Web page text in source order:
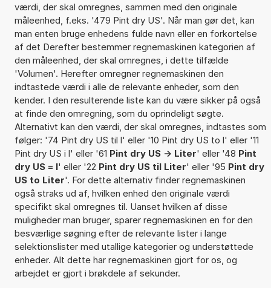
værdi, der skal omregnes, sammen med den originale
måleenhed, f.eks. '479 Pint dry US'. Når man gør det, kan
man enten bruge enhedens fulde navn eller en forkortelse
af det Derefter bestemmer regnemaskinen kategorien af
den måleenhed, der skal omregnes, i dette tilfælde
'Volumen'. Herefter omregner regnemaskinen den
indtastede værdi i alle de relevante enheder, som den
kender. I den resulterende liste kan du være sikker på også
at finde den omregning, som du oprindeligt søgte.
Alternativt kan den værdi, der skal omregnes, indtastes som
følger: '74 Pint dry US til l' eller '10 Pint dry US to l' eller '11
Pint dry US i l' eller '61 Pint dry US -> Liter' eller '48 Pint
dry US = l' eller '22 Pint dry US til Liter' eller '95 Pint dry
US to Liter'. For dette alternativ finder regnemaskinen
også straks ud af, hvilken enhed den originale værdi
specifikt skal omregnes til. Uanset hvilken af disse
muligheder man bruger, sparer regnemaskinen en for den
besværlige søgning efter de relevante lister i lange
selektionslister med utallige kategorier og understøttede
enheder. Alt dette har regnemaskinen gjort for os, og
arbejdet er gjort i brøkdele af sekunder.